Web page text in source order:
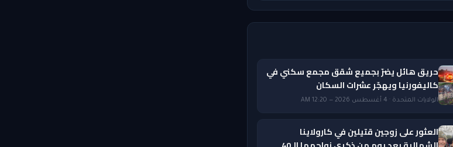
حريق هائل يضرّ بجميع شقق مجمع سكني في
كاليفورنيا ويهجّر عشرات السكان
الولايات المتحدة · 4 أغسطس 2026 — 12:20 AM
العثور على زوجين قتيلين في كارولاينا